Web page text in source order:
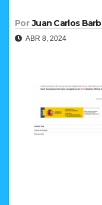
Por Juan Carlos
ABR 8, 2024